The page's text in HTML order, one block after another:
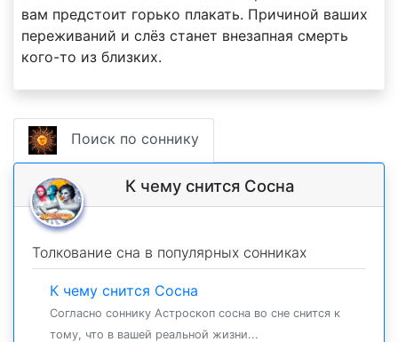
вам предстоит горько плакать. Причиной ваших
переживаний и слёз станет внезапная смерть
кого-то из близких.
Поиск по соннику
К чему снится Сосна
Толкование сна в популярных сонниках
К чему снится Сосна
Согласно соннику Астроскоп сосна во сне снится к
тому, что в вашей реальной жизни...